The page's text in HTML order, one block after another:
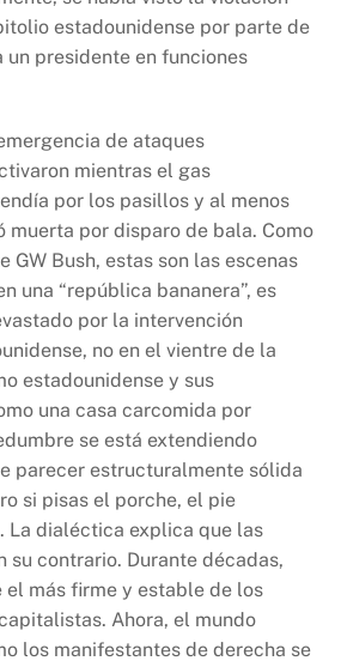
k
estadounidense por parte de
un presidente en funciones
de ataques
mientras el gas
por los pasillos y al menos
muerta por disparo de bala. Como
GW Bush, estas son las escenas
una “república bananera”, es
por la intervención
no en el vientre de la
estadounidense y sus
una casa carcomida por
se está extendiendo
parecer estructuralmente sólida
si pisas el porche, el pie
La dialéctica explica que las
su contrario. Durante décadas,
el más firme y estable de los
Ahora, el mundo
los manifestantes de derecha se